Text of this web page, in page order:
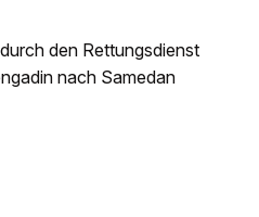
den Rettungsdienst
nach Samedan